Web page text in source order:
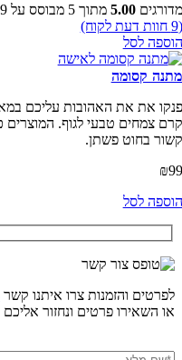
מדורגים5.00 מתוך 5 מבוסס על 9
(
9 חוות דעת לקוח)
הוספה לסל
מתנה קסומה
פנקו את את האהובות עליכם
קרם צמחים טבעי לגוף. המוצרים
קשור בחוט פשתן.
₪99
הוספה לסל
לפרטים והזמנות צרו איתנו קשר
או השאירו פרטים ונחזור